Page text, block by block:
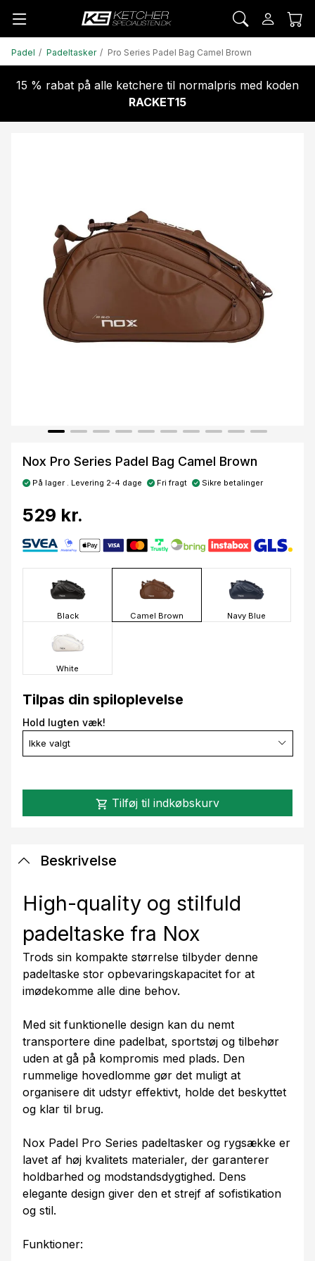
Padel Padeltasker Pro Series Padel Bag Camel Brown
15 % rabat på alle ketchere til normalpris med koden
RACKET15
Nox Pro Series Padel Bag Camel Brown
På lager . Levering 2-4 dage Fri fragt Sikre betalinger
529 kr.
Black Camel Brown Navy Blue
White
Tilpas din spiloplevelse
Hold lugten væk!
Ikke valgt
shopping_cart Tilføj til indkøbskurv
Beskrivelse
High-quality og stilfuld
padeltaske fra Nox
Trods sin kompakte størrelse tilbyder denne
padeltaske stor opbevaringskapacitet for at
imødekomme alle dine behov.
Med sit funktionelle design kan du nemt
transportere dine padelbat, sportstøj og tilbehør
uden at gå på kompromis med plads. Den
rummelige hovedlomme gør det muligt at
organisere dit udstyr effektivt, holde det beskyttet
og klar til brug.
Nox Padel Pro Series padeltasker og rygsække er
lavet af høj kvalitets materialer, der garanterer
holdbarhed og modstandsdygtighed. Dens
elegante design giver den et strejf af sofistikation
og stil.
Funktioner: